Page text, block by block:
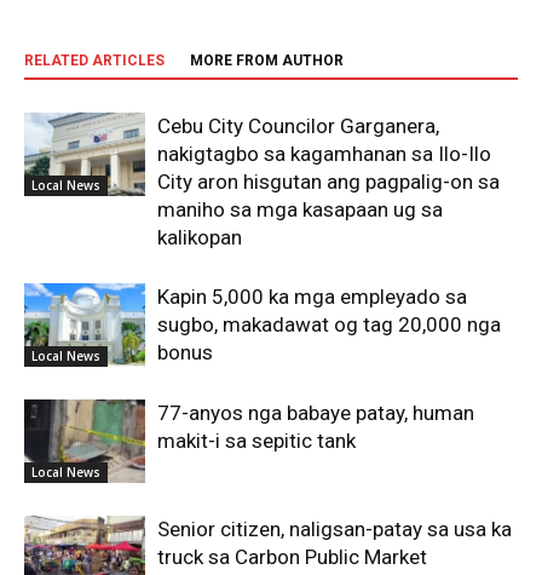
RELATED ARTICLES MORE FROM AUTHOR
Local News
Cebu City Councilor Garganera,
nakigtagbo sa kagamhanan sa Ilo-Ilo
City aron hisgutan ang pagpalig-on sa
maniho sa mga kasapaan ug sa
kalikopan
Local News
Kapin 5,000 ka mga empleyado sa
sugbo, makadawat og tag 20,000 nga
bonus
Local News
77-anyos nga babaye patay, human
makit-i sa sepitic tank
Senior citizen, naligsan-patay sa usa ka
truck sa Carbon Public Market